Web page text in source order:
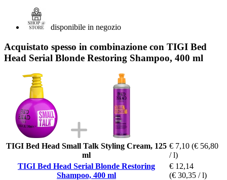
disponibile in negozio
Acquistato spesso in combinazione con TIGI Bed
Head Serial Blonde Restoring Shampoo, 400 ml
TIGI Bed Head Small Talk Styling Cream, 125
ml
€ 7,10 (€ 56,80
/ l)
TIGI Bed Head Serial Blonde Restoring
Shampoo, 400 ml
€ 12,14
(€ 30,35 / l)